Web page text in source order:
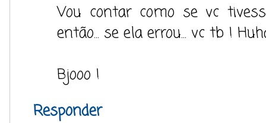
Vou contar como se vc
então... se ela errou... vc tb !
Bjooo !
Responder